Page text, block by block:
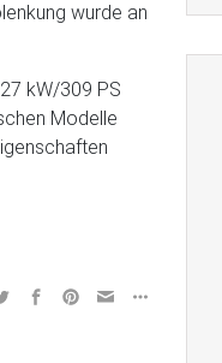
wurde an
kW/309 PS
Modelle